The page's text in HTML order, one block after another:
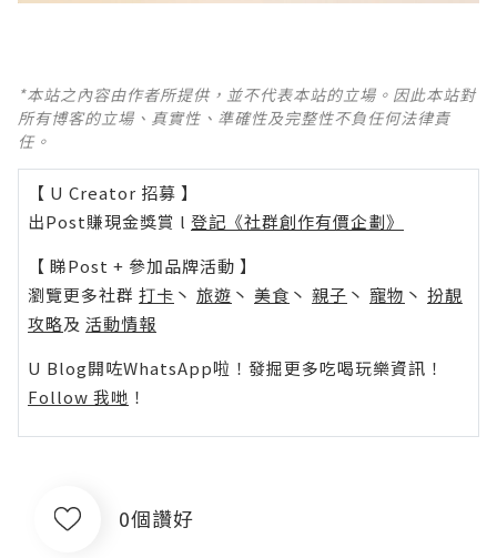
*本站之內容由作者所提供，並不代表本站的立場。因此本站對
所有博客的立場、真實性、準確性及完整性不負任何法律責
任。
【 U Creator 招募 】
出Post賺現金獎賞 l 登記《社群創作有價企劃》
【 睇Post + 參加品牌活動 】
瀏覽更多社群 打卡 丶 旅遊 丶 美食 丶 親子 丶 寵物 丶 扮靚
攻略及 活動情報
U Blog開咗WhatsApp啦！發掘更多吃喝玩樂資訊！
Follow 我哋 ！
0個讚好